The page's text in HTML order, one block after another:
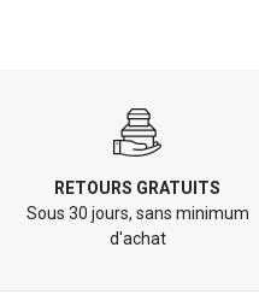
RETOURS GRATUITS
Sous 30 jours, sans minimum
d'achat